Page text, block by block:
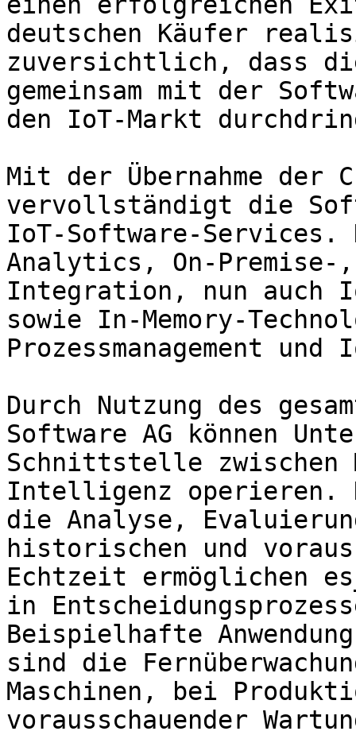
deutschen Käufer
zuversichtlich, dass
gemeinsam mit der
den IoT-Markt
Mit der Übernahme der
vervollständigt die
IoT-Software-Services.
Analytics, On-
Integration, nun auch
sowie In-Memory-
Prozessmanagement und
Durch Nutzung des
Software AG können
Schnittstelle zwischen
Intelligenz operieren.
die Analyse,
historischen und
Echtzeit ermöglichen
in
Beispielhafte
sind die
Maschinen, bei
vorausschauender